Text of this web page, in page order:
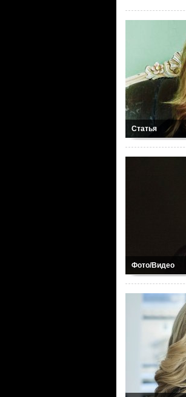
Статья
Фото/Видео